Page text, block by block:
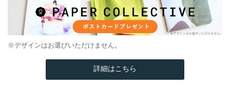
※デザインはお選びいただけません。
詳細はこちら